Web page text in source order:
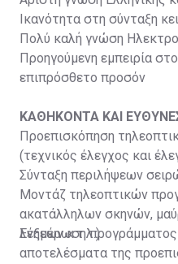
Ικανότητα στη σύνταξη
Πολύ καλή γνώση
Προηγούμενη εμπειρία
επιπρόσθετο προσόν
ΚΑΘΗΚΟΝΤΑ ΚΑΙ
Προεπισκόπηση
(τεχνικός έλεγχος και
Σύνταξη περιλήψεων
Μοντάζ τηλεοπτικών
ακατάλληλων σκηνών,
λέξεων κ.τ.λ.)
Ενημέρωση
αποτελέσματα της